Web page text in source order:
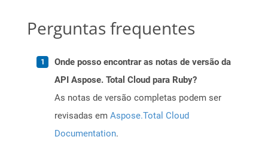
Perguntas frequentes
Onde posso encontrar as notas de versão da
API Aspose. Total Cloud para Ruby?
As notas de versão completas podem ser
revisadas em Aspose.Total Cloud
Documentation.